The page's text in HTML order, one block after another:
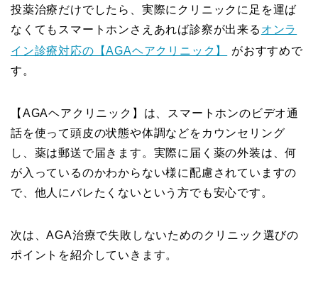
投薬治療だけでしたら、実際にクリニックに足を運ば
なくてもスマートホンさえあれば診察が出来る オンラ
イン診療対応の【AGAヘアクリニック】
がおすすめで
す。
【AGAヘアクリニック】は、スマートホンのビデオ通
話を使って頭皮の状態や体調などをカウンセリング
し、薬は郵送で届きます。実際に届く薬の外装は、何
が入っているのかわからない様に配慮されていますの
で、他人にバレたくないという方でも安心です。
次は、AGA治療で失敗しないためのクリニック選びの
ポイントを紹介していきます。